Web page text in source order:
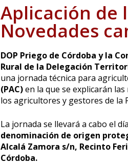
Aplicación de
Novedades
DOP Priego de Córdoba y la
Rural de la Delegación
una jornada técnica para
(PAC)en la que se explicarán
los agricultores y gestores de la
La jornada se llevará a cabo el día
denominación de origen
Alcalá Zamora s/n, Recinto
Córdoba.